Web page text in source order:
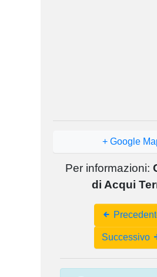
+ Google
Per informazioni:
di Acqui
Navigation
Successivo